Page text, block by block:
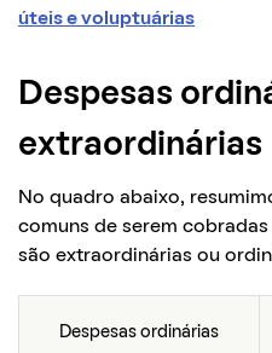
úteis e voluptuárias
Despesas
extraordinárias
No quadro abaixo,
comuns de serem
são extraordinárias ou
Despesas ordinárias